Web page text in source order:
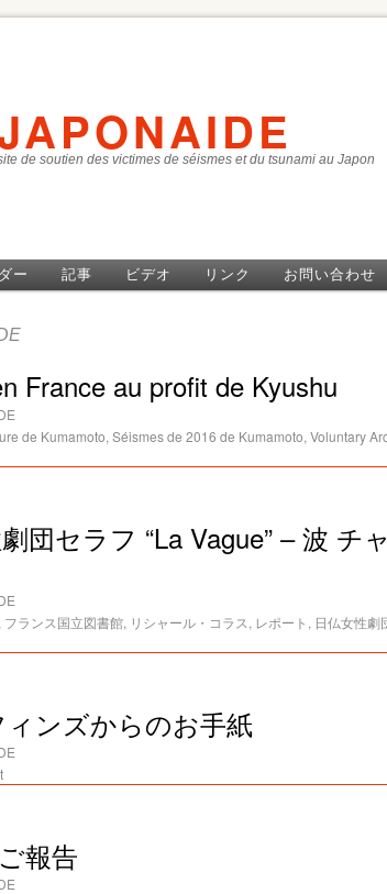
de soutien des victimes de séismes et du tsunami au Japon
ー 記事 ビデオ リンク お問い合わせ
France au profit de Kyushu
de Kumamoto, Séismes de 2016 de Kumamoto, Voluntary
団セラフ “La Vague” – 波 チ
フランス国立図書館, リシャール・コラス, レポート , 日仏女性劇
ンズからのお手紙
報告